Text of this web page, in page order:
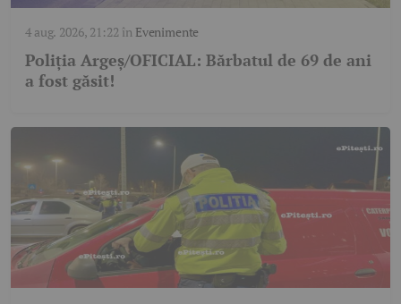
4 aug. 2026, 21:22 în Evenimente
Poliția Argeș/OFICIAL: Bărbatul de 69 de ani
a fost găsit!